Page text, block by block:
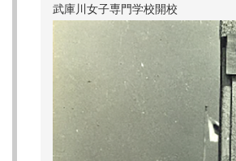
武庫川女子専門学校開校